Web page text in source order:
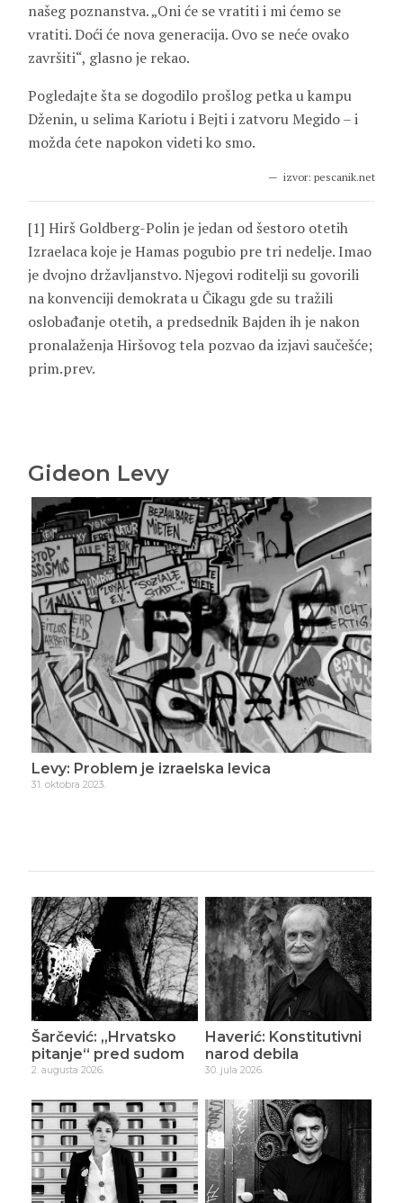
našeg poznanstva. „Oni će se vratiti i mi ćemo se
vratiti. Doći će nova generacija. Ovo se neće ovako
završiti“, glasno je rekao.
Pogledajte šta se dogodilo prošlog petka u kampu
Dženin, u selima Kariotu i Bejti i zatvoru Megido – i
možda ćete napokon videti ko smo.
izvor: pescanik.net
[1] Hirš Goldberg-Polin je jedan od šestoro otetih
Izraelaca koje je Hamas pogubio pre tri nedelje. Imao
je dvojno državljanstvo. Njegovi roditelji su govorili
na konvenciji demokrata u Čikagu gde su tražili
oslobađanje otetih, a predsednik Bajden ih je nakon
pronalaženja Hiršovog tela pozvao da izjavi saučešće;
prim.prev.
Gideon Levy
Levy: Problem je izraelska levica
31. oktobra 2023.
Šarčević: „Hrvatsko
pitanje“ pred sudom
2. augusta 2026.
Haverić: Konstitutivni
narod debila
30. jula 2026.